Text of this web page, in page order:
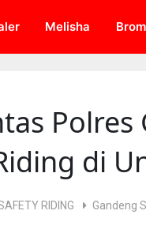
Melisha
di
RIDING Gandeng